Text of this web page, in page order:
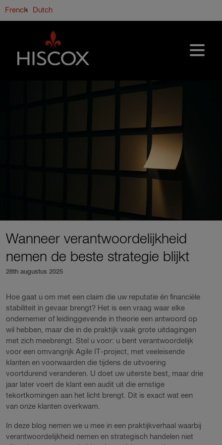
French Dutch
Wanneer verantwoordelijkheid
nemen de beste strategie blijkt
28th augustus 2025
Hoe gaat u om met een claim die uw reputatie én financiële
stabiliteit in gevaar brengt? Het is een vraag waar elke
ondernemer of leidinggevende in theorie een antwoord op
wil hebben, maar die in de praktijk vaak grote uitdagingen
met zich meebrengt. Stel u voor: u bent verantwoordelijk
voor een omvangrijk Agile IT-project, met veeleisende
klanten en voorwaarden die tijdens de uitvoering
voortdurend veranderen. U doet uw uiterste best, maar drie
jaar later voert de klant een audit uit die ernstige
tekortkomingen aan het licht brengt. Dit is exact wat een
van onze klanten overkwam.
In deze blog nemen we u mee in een praktijkverhaal waarbij
verantwoordelijkheid nemen en strategisch handelen niet